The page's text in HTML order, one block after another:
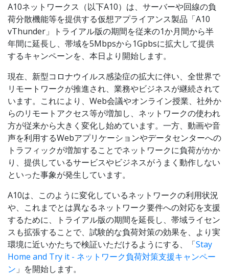
A10ネットワークス（以下A10）は、サーバーや回線の負
荷分散機能等を提供する仮想アプライアンス製品「A10
vThunder」トライアル版の期間を従来の1か月間から半
年間に延長し、帯域を5Mbpsから1Gpbsに拡大して提供
するキャンペーンを、本日より開始します。
現在、新型コロナウイルス感染症の拡大に伴い、全世界で
リモートワークが推進され、業務やビジネスが継続されて
います。これにより、Web会議やオンライン授業、社外か
らのリモートアクセス等が増加し、ネットワークの使われ
方が従来から大きく変化し始めています。一方、動画や音
声を利用するWebアプリケーションやデータセンターへの
トラフィックが増加することでネットワークに負荷がかか
り、提供しているサービスやビジネスがうまく動作しない
といった事象が発生しています。
A10は、このように変化しているネットワークの利用状況
や、これまでとは異なるネットワーク要件への対応を支援
するために、トライアル版の期間を延長し、帯域ライセン
スも拡張することで、試験的な負荷対策の効果を、より実
環境に近いかたちで検証いただけるようにする、「Stay
Home and Try it - ネットワーク負荷対策支援キャンペー
ン 」を開始します。